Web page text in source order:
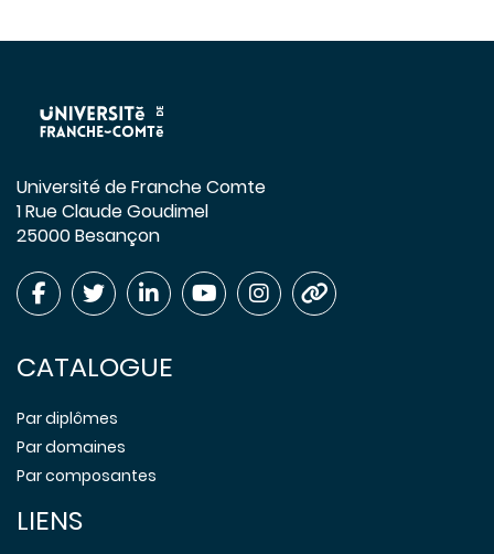
Université de Franche Comte
1 Rue Claude Goudimel
25000 Besançon
CATALOGUE
Par diplômes
Par domaines
Par composantes
LIENS